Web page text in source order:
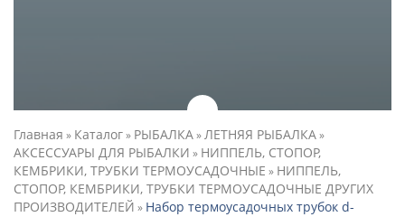
Главная » Каталог» РЫБАЛКА»ЛЕТНЯЯ РЫБАЛКА»
АКСЕССУАРЫ ДЛЯ РЫБАЛКИ » НИППЕЛЬ, СТОПОР,
КЕМБРИКИ, ТРУБКИ ТЕРМОУСАДОЧНЫЕ » НИППЕЛЬ,
СТОПОР, КЕМБРИКИ, ТРУБКИ ТЕРМОУСАДОЧНЫЕ ДРУГИХ
ПРОИЗВОДИТЕЛЕЙ » Набор термоусадочных трубок d-